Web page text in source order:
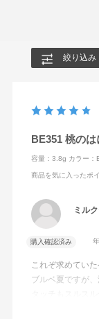
絞り込み
BE351 桃の
容量：3.8g カラー：
商品を気に入ったポ
ミル
購入確認済み
これぞ求めていた
ブルベ夏ですが
PK850に次いで2